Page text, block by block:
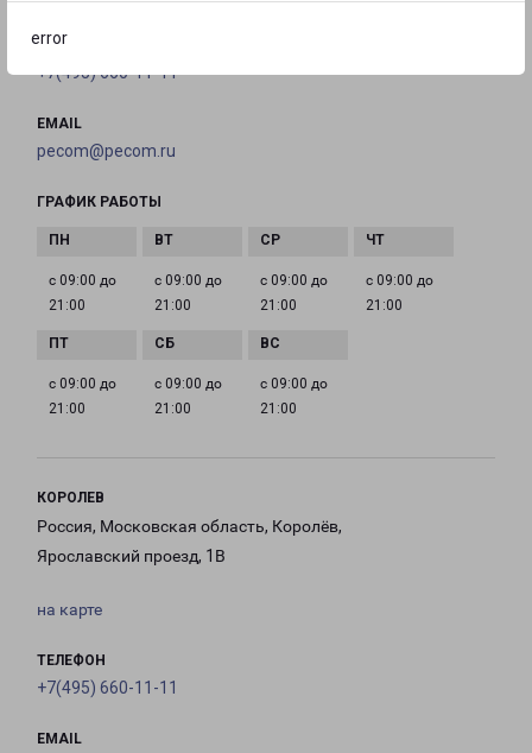
error
ТЕЛЕФОН
+7(495) 660-11-11
EMAIL
pecom@pecom.ru
ГРАФИК РАБОТЫ
с 09:00 до
21:00
с 09:00 до
21:00
с 09:00 до
21:00
с 09:00 до
21:00
с 09:00 до
21:00
с 09:00 до
21:00
с 09:00 до
21:00
КОРОЛЕВ
Россия, Московская область, Королёв,
Ярославский проезд, 1В
на карте
ТЕЛЕФОН
+7(495) 660-11-11
EMAIL